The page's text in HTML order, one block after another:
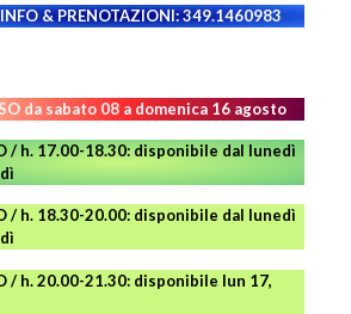
& PRENOTAZIONI: 349.1460983
da sabato 08 a domenica 16 agosto
/ h. 17.00-18.30: disponibile dal lunedì
/ h. 18.30-20.00: disponibile dal lunedì
/ h. 20.00-21.30: disponibile lun 17,